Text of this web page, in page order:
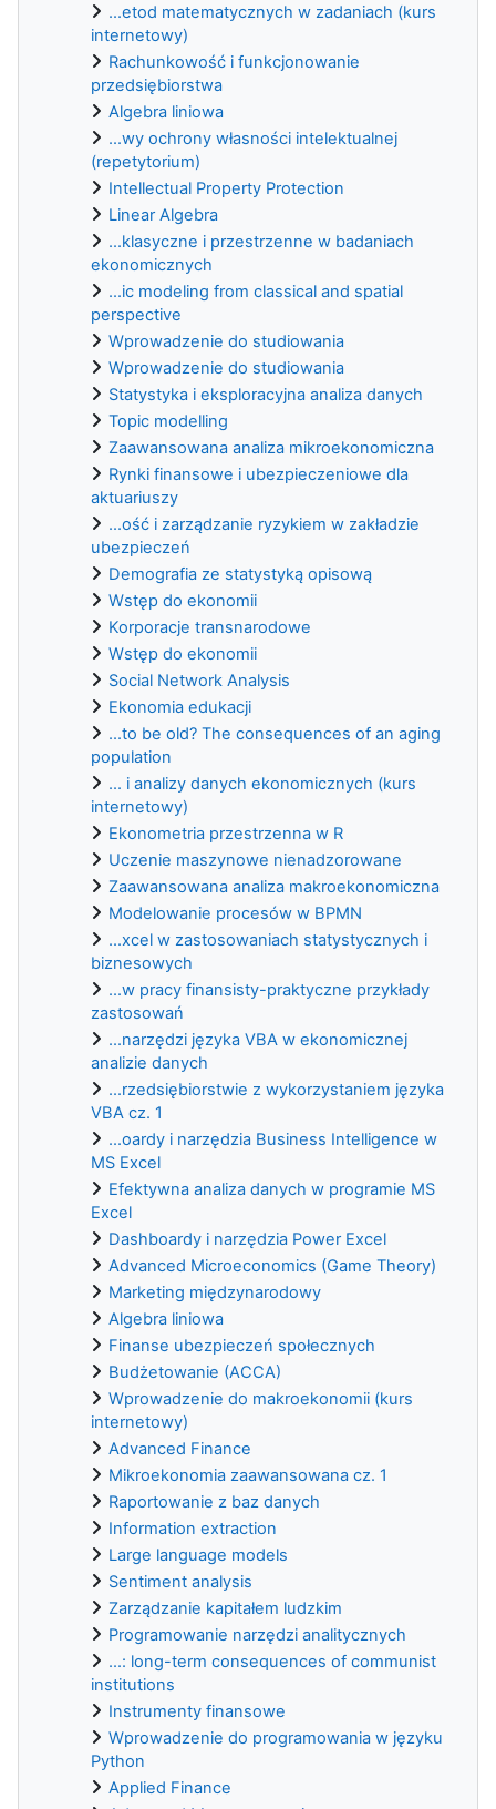
...etod matematycznych w zadaniach (kurs
internetowy)
Rachunkowość i funkcjonowanie
przedsiębiorstwa
Algebra liniowa
...wy ochrony własności intelektualnej
(repetytorium)
Intellectual Property Protection
Linear Algebra
...klasyczne i przestrzenne w badaniach
ekonomicznych
...ic modeling from classical and spatial
perspective
Wprowadzenie do studiowania
Wprowadzenie do studiowania
Statystyka i eksploracyjna analiza danych
Topic modelling
Zaawansowana analiza mikroekonomiczna
Rynki finansowe i ubezpieczeniowe dla
aktuariuszy
...ość i zarządzanie ryzykiem w zakładzie
ubezpieczeń
Demografia ze statystyką opisową
Wstęp do ekonomii
Korporacje transnarodowe
Wstęp do ekonomii
Social Network Analysis
Ekonomia edukacji
...to be old? The consequences of an aging
population
... i analizy danych ekonomicznych (kurs
internetowy)
Ekonometria przestrzenna w R
Uczenie maszynowe nienadzorowane
Zaawansowana analiza makroekonomiczna
Modelowanie procesów w BPMN
...xcel w zastosowaniach statystycznych i
biznesowych
...w pracy finansisty-praktyczne przykłady
zastosowań
...narzędzi języka VBA w ekonomicznej
analizie danych
...rzedsiębiorstwie z wykorzystaniem języka
VBA cz. 1
...oardy i narzędzia Business Intelligence w
MS Excel
Efektywna analiza danych w programie MS
Excel
Dashboardy i narzędzia Power Excel
Advanced Microeconomics (Game Theory)
Marketing międzynarodowy
Algebra liniowa
Finanse ubezpieczeń społecznych
Budżetowanie (ACCA)
Wprowadzenie do makroekonomii (kurs
internetowy)
Advanced Finance
Mikroekonomia zaawansowana cz. 1
Raportowanie z baz danych
Information extraction
Large language models
Sentiment analysis
Zarządzanie kapitałem ludzkim
Programowanie narzędzi analitycznych
...: long-term consequences of communist
institutions
Instrumenty finansowe
Wprowadzenie do programowania w języku
Python
Applied Finance